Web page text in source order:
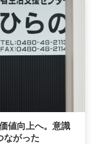
値向上へ。意識
ながった